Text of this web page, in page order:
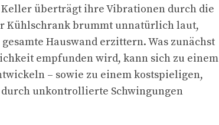
Keller überträgt ihre Vibrationen durch die
Kühlschrank brummt unnatürlich laut,
Hauswand erzittern. Was zunächst
empfunden wird, kann sich zu einem
– sowie zu einem kostspieligen,
unkontrollierte Schwingungen